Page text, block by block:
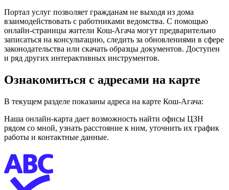
Портал услуг позволяет гражданам не выходя из дома
взаимодействовать с работниками ведомства. С помощью
онлайн-страницы жители Кош-Агача могут предварительно
записаться на консультацию, следить за обновлениями в сфере
законодательства или скачать образцы документов. Доступен
и ряд других интерактивных инструментов.
Ознакомиться с адресами на карте
В текущем разделе показаны адреса на карте Кош-Агача:
Наша онлайн-карта дает возможность найти офисы ЦЗН
рядом со мной, узнать расстояние к ним, уточнить их график
работы и контактные данные.